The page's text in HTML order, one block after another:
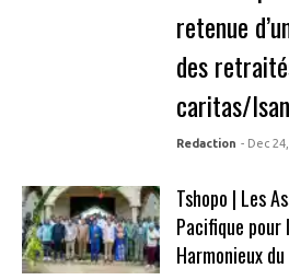
retenue
des
caritas/
Redaction - Dec
Tshopo | Les
Pacifique pour
Harmonieux